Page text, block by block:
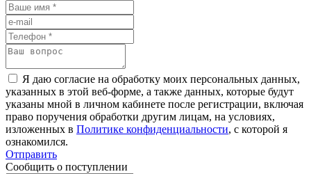
Я даю согласие на обработку моих персональных данных,
указанных в этой веб-форме, а также данных, которые будут
указаны мной в личном кабинете после регистрации, включая
право поручения обработки другим лицам, на условиях,
изложенных в Политике конфиденциальности, с которой я
ознакомился.
Отправить
Сообщить о поступлении